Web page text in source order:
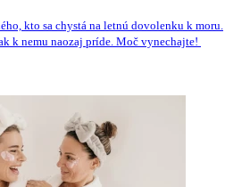
kto sa chystá na letnú dovolenku k moru.
k nemu naozaj príde. Moč vynechajte!